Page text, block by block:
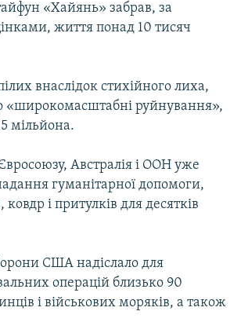
«Хайянь» забрав, за
життя понад 10 тисяч
внаслідок стихійного лиха,
«широкомасштабні руйнування»,
мільйона.
Австралія і ООН уже
гуманітарної допомоги,
і притулків для десятків
США надіслало для
операцій близько 90
і військових моряків, а також